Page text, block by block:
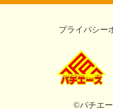
プライバシー
©パチエー